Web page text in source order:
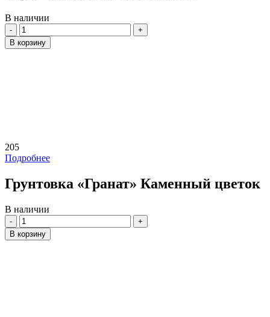
В наличии
Количество
В корзину
205
Подробнее
Грунтовка «Гранат» Каменный цветок
В наличии
Количество
В корзину